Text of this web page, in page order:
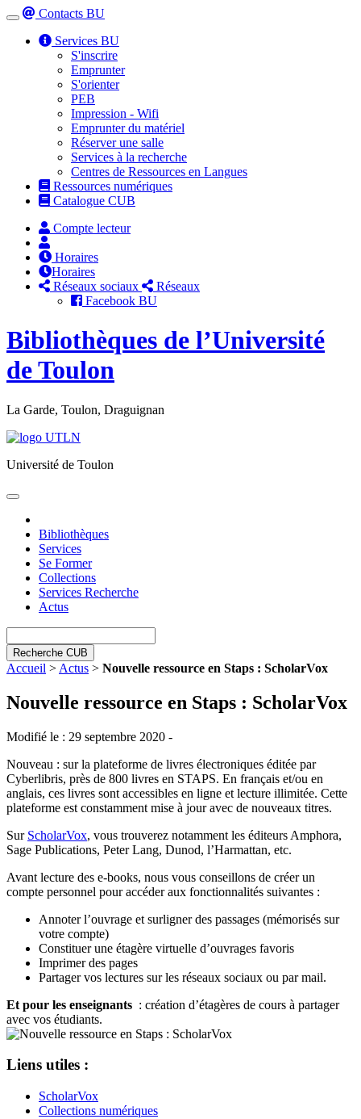
Toggle
navigation
Contacts BU
Services BU
S'inscrire
Emprunter
S'orienter
PEB
Impression - Wifi
Emprunter du matériel
Réserver une salle
Services à la recherche
Centres de Ressources en Langues
Ressources numériques
Catalogue CUB
Compte lecteur
Horaires
Horaires
Réseaux sociaux
Réseaux
Facebook BU
Bibliothèques de l’Université
de Toulon
La Garde, Toulon, Draguignan
Université de Toulon
Toggle
Bibliothèques
Services
Se Former
Collections
Services Recherche
Actus
Recherche CUB
Accueil > Actus > Nouvelle ressource en Staps : ScholarVox
Nouvelle ressource en Staps : ScholarVox
Modifié le : 29 septembre 2020 -
Nouveau : sur la plateforme de livres électroniques éditée par
Cyberlibris, près de 800 livres en STAPS. En français et/ou en
anglais, ces livres sont accessibles en ligne et lecture illimitée. Cette
plateforme est constamment mise à jour avec de nouveaux titres.
Sur ScholarVox, vous trouverez notamment les éditeurs Amphora,
Sage Publications, Peter Lang, Dunod, l’Harmattan, etc.
Avant lecture des e-books, nous vous conseillons de créer un
compte personnel pour accéder aux fonctionnalités suivantes :
Annoter l’ouvrage et surligner des passages (mémorisés sur
votre compte)
Constituer une étagère virtuelle d’ouvrages favoris
Imprimer des pages
Partager vos lectures sur les réseaux sociaux ou par mail.
Et pour les enseignants : création d’étagères de cours à partager
avec vos étudiants.
Liens utiles :
ScholarVox
Collections numériques